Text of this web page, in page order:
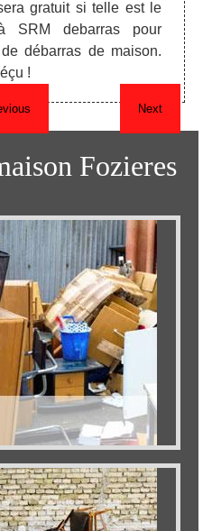
gratuit si telle est le
SRM debarras pour
débarras de maison.
!
fera
Next
Fozieres